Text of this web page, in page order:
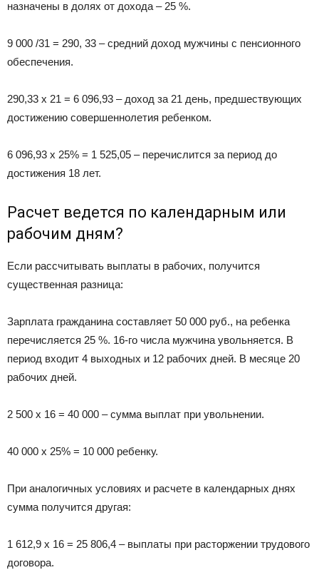
назначены в долях от дохода – 25 %.
9 000 /31 = 290, 33 – средний доход мужчины с пенсионного
обеспечения.
290,33 х 21 = 6 096,93 – доход за 21 день, предшествующих
достижению совершеннолетия ребенком.
6 096,93 х 25% = 1 525,05 – перечислится за период до
достижения 18 лет.
Расчет ведется по календарным или
рабочим дням?
Если рассчитывать выплаты в рабочих, получится
существенная разница:
Зарплата гражданина составляет 50 000 руб., на ребенка
перечисляется 25 %. 16-го числа мужчина увольняется. В
период входит 4 выходных и 12 рабочих дней. В месяце 20
рабочих дней.
2 500 х 16 = 40 000 – сумма выплат при увольнении.
40 000 х 25% = 10 000 ребенку.
При аналогичных условиях и расчете в календарных днях
сумма получится другая:
1 612,9 х 16 = 25 806,4 – выплаты при расторжении трудового
договора.